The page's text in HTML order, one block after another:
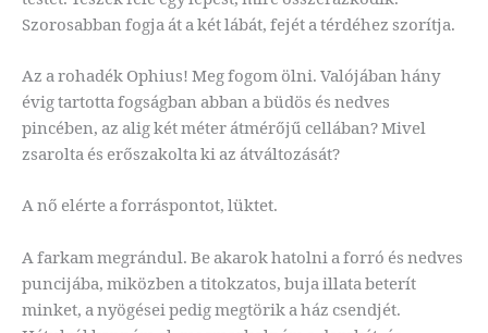
Szorosabban fogja át a két lábát, fejét a térdéhez szorítja.
Az a rohadék Ophius! Meg fogom ölni. Valójában hány
évig tartotta fogságban abban a büdös és nedves
pincében, az alig két méter átmérőjű cellában? Mivel
zsarolta és erőszakolta ki az átváltozását?
A nő elérte a forráspontot, lüktet.
A farkam megrándul. Be akarok hatolni a forró és nedves
puncijába, miközben a titokzatos, buja illata beterít
minket, a nyögései pedig megtörik a ház csendjét.